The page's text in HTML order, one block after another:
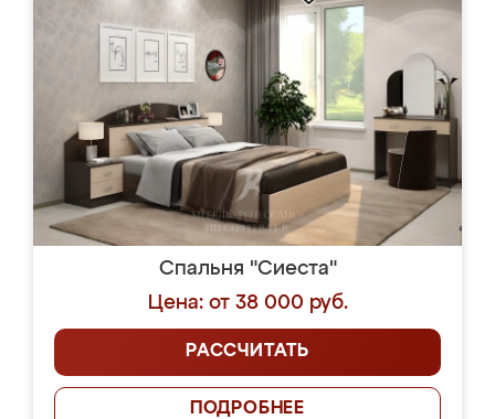
Спальня "Сиеста"
Цена: от 38 000 руб.
РАССЧИТАТЬ
ПОДРОБНЕЕ